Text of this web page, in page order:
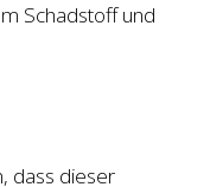
Schadstoff und
dass dieser